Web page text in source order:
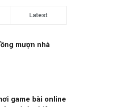
Latest
mượn nhà
game bài online